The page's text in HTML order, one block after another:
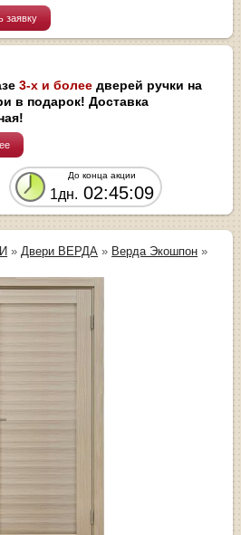
заявку
3-х и более дверей ручки на
в подарок! Доставка
До конца акции
1дн. 02:45:09
» Двери ВЕРДА » Верда Экошпон »